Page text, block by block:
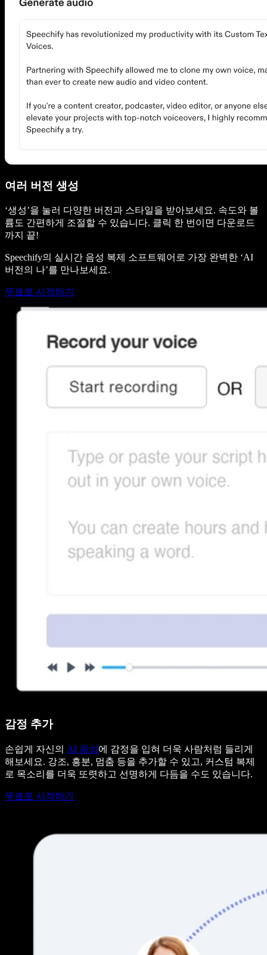
여러 버전 생성
‘생성’을 눌러 다양한 버전과 스타일을 받아보세요. 속도와 볼
륨도 간편하게 조절할 수 있습니다. 클릭 한 번이면 다운로드
까지 끝!
Speechify의 실시간 음성 복제 소프트웨어로 가장 완벽한 ‘AI
버전의 나’를 만나보세요.
무료로 시작하기
감정 추가
손쉽게 자신의 AI 음성에 감정을 입혀 더욱 사람처럼 들리게
해보세요. 강조, 흥분, 멈춤 등을 추가할 수 있고, 커스텀 복제
로 목소리를 더욱 또렷하고 선명하게 다듬을 수도 있습니다.
무료로 시작하기